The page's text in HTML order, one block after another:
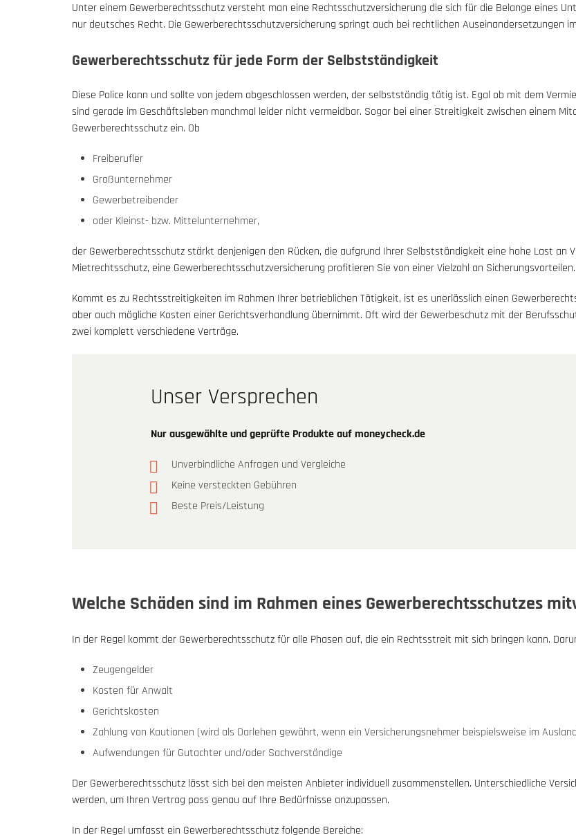
Unter einem Gewerberechtsschutz versteht man eine Rechtsschutzversicherung die sich für die Belange eines
nur deutsches Recht. Die Gewerberechtsschutzversicherung springt auch bei rechtlichen Auseinandersetzungen
Gewerberechtsschutz für jede Form der Selbstständigkeit
Diese Police kann und sollte von jedem abgeschlossen werden, der selbstständig tätig ist. Egal ob mit dem
sind gerade im Geschäftsleben manchmal leider nicht vermeidbar. Sogar bei einer Streitigkeit zwischen einem
Gewerberechtsschutz ein. Ob
Freiberufler
Großunternehmer
Gewerbetreibender
oder Kleinst- bzw. Mittelunternehmer,
der Gewerberechtsschutz stärkt denjenigen den Rücken, die aufgrund Ihrer Selbstständigkeit eine hohe Last
Mietrechtsschutz, eine Gewerberechtsschutzversicherung profitieren Sie von einer Vielzahl an Sicherungsvorteilen.
Kommt es zu Rechtsstreitigkeiten im Rahmen Ihrer betrieblichen Tätigkeit, ist es unerlässlich einen
aber auch mögliche Kosten einer Gerichtsverhandlung übernimmt. Oft wird der Gewerbeschutz mit der
zwei komplett verschiedene Verträge.
Unser Versprechen
Nur ausgewählte und geprüfte Produkte auf moneycheck.de
Unverbindliche Anfragen und Vergleiche
Keine versteckten Gebühren
Beste Preis/Leistung
Welche Schäden sind im Rahmen eines Gewerberechtsschutzes
In der Regel kommt der Gewerberechtsschutz für alle Phasen auf, die ein Rechtsstreit mit sich bringen kann.
Zeugengelder
Kosten für Anwalt
Gerichtskosten
Zahlung von Kautionen (wird als Darlehen gewährt, wenn ein Versicherungsnehmer beispielsweise im
Aufwendungen für Gutachter und/oder Sachverständige
Der Gewerberechtsschutz lässt sich bei den meisten Anbieter individuell zusammenstellen. Unterschiedliche
werden, um Ihren Vertrag pass genau auf Ihre Bedürfnisse anzupassen.
In der Regel umfasst ein Gewerberechtsschutz folgende Bereiche: